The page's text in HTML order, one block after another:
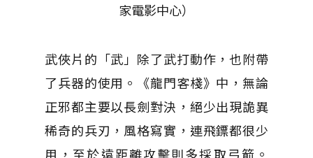
家電影中心）
武俠片的「武」除了武打動作，也附帶
了兵器的使用。《龍門客棧》中，無論
正邪都主要以長劍對決，絕少出現詭異
稀奇的兵刃，風格寫實，連飛鏢都很少
用，至於遠距離攻擊則多採取弓箭。